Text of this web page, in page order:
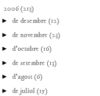
2006(213)
► de desembre (12)
► de novembre (23)
► d’octubre (16)
► de setembre (13)
► d’agost(6)
► de juliol(15)